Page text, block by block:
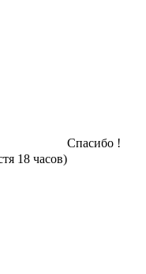
18 часов)
Спасибо !